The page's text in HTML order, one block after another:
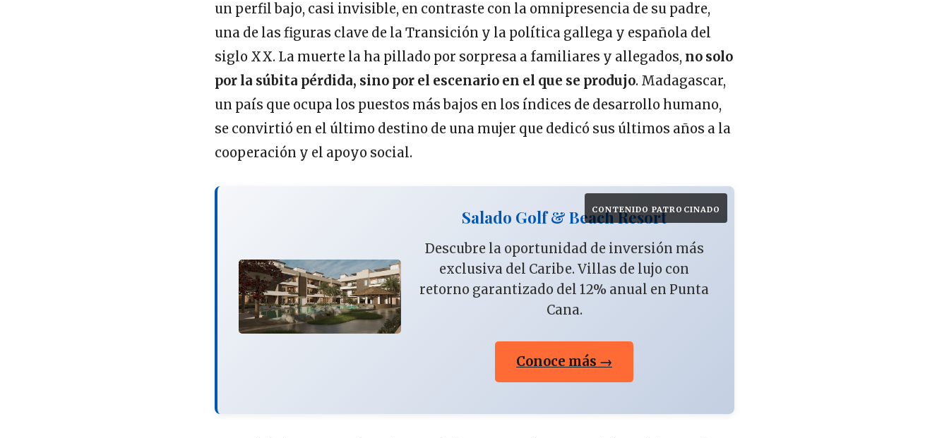
un perfil bajo, casi invisible, en contraste con la omnipresencia de su padre,
una de las figuras clave de la Transición y la política gallega y española del
siglo XX. La muerte la ha pillado por sorpresa a familiares y allegados, no solo
por la súbita pérdida, sino por el escenario en el que se produjo. Madagascar,
un país que ocupa los puestos más bajos en los índices de desarrollo humano,
se convirtió en el último destino de una mujer que dedicó sus últimos años a la
cooperación y el apoyo social.
CONTENIDO PATROCINADO
Salado Golf & Beach Resort
Descubre la oportunidad de inversión más
exclusiva del Caribe. Villas de lujo con
retorno garantizado del 12% anual en Punta
Cana.
Conoce más →